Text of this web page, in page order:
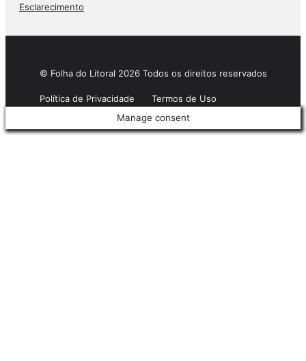
Esclarecimento
© Folha do Litoral 2026 Todos os direitos reservados
Política de Privacidade
Termos de Uso
Manage consent